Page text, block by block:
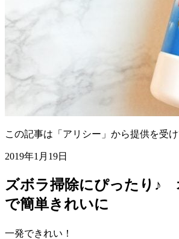
この記事は「アリシー」から提供を受
2019年1月19日
ズボラ掃除にぴったり♪
で簡単きれいに
一発できれい！